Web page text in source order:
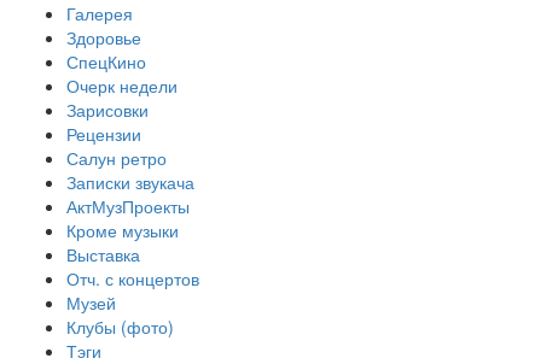
Галерея
Здоровье
СпецКино
Очерк недели
Зарисовки
Рецензии
Салун ретро
Записки звукача
АктМузПроекты
Кроме музыки
Выставка
Отч. с концертов
Музей
Клубы (фото)
Тэги